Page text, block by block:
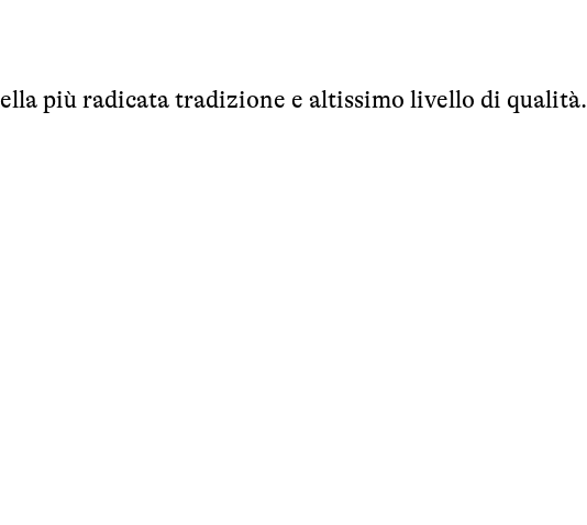
più radicata tradizione e altissimo livello di qualità.